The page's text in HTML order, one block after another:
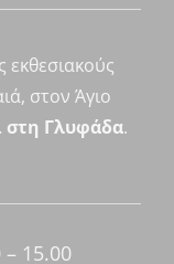
εκθεσιακούς
στον Άγιο
στη Γλυφάδα.
– 15.00